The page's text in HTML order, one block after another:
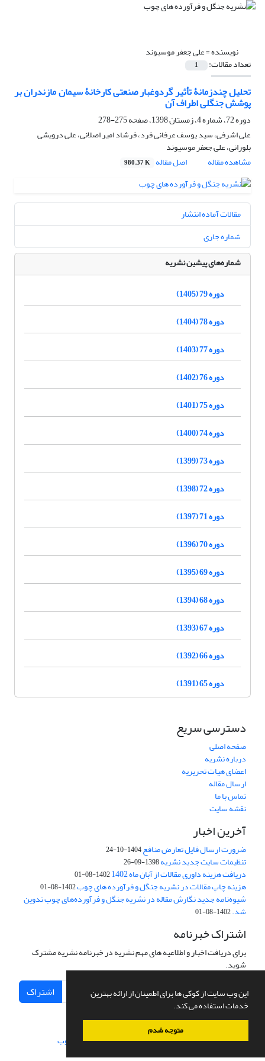
این وب سایت از کوکی ها برای اطمینان از ارائه بهترین
خدمات استفاده می کند.
متوجه شدم
نویسنده =علی جعفر موسیوند
تعداد مقالات: 1
تحلیل چندزمانۀ تأثیر گردوغبار صنعتی کارخانۀ سیمان مازندران بر
پوشش جنگلی اطراف آن
دوره 72، شماره 4، زمستان 1398، صفحه
275-278
علی اشرفی، سید یوسف عرفانی فرد، فرشاد امیر اصلانی، علی درویشی
بلورانی، علی جعفر موسیوند
مشاهده مقاله
اصل مقاله 980.37 K
مقالات آماده انتشار
شماره جاری
شماره‌های پیشین نشریه
دوره 79 (1405)
دوره 78 (1404)
دوره 77 (1403)
دوره 76 (1402)
دوره 75 (1401)
دوره 74 (1400)
دوره 73 (1399)
دوره 72 (1398)
دوره 71 (1397)
دوره 70 (1396)
دوره 69 (1395)
دوره 68 (1394)
دوره 67 (1393)
دوره 66 (1392)
دوره 65 (1391)
دسترسی سریع
صفحه اصلی
درباره نشریه
اعضای هیات تحریریه
ارسال مقاله
تماس با ما
نقشه سایت
آخرین اخبار
ضرورت ارسال فایل تعارض منافع1404-10-24
تنظیمات سایت جدید نشریه1398-09-26
دریافت هزینه داوری مقالات از آبان ماه 1402 1402-08-01
هزینه چاپ مقالات در نشریه جنگل و فرآورده های چوب1402-08-01
شیوه‌نامه جدید نگارش مقاله در نشریه جنگل و فرآورده‌های چوب تدوین
شد.1402-08-01
اشتراک خبرنامه
برای دریافت اخبار و اطلاعیه های مهم نشریه در خبرنامه نشریه مشترک
شوید.
اشتراک
سامانه مدیریت نشریات علمی.طراحی و پیاده سازی از سیناوب